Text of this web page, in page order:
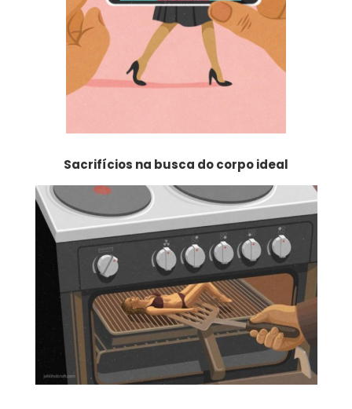
Sacrifícios na busca do corpo ideal